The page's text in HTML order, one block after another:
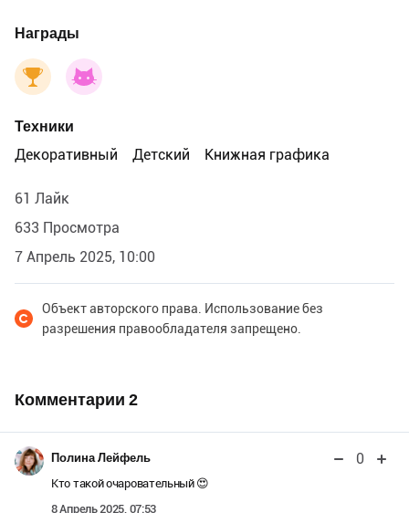
Награды
Техники
Декоративный
Детский Книжная графика
61 Лайк
633 Просмотра
7 Апрель 2025, 10:00
Объект авторского права. Использование без
разрешения правообладателя запрещено.
Комментарии 2
Полина Лейфель 0
Кто такой очаровательный 😍
8 Апрель 2025, 07:53